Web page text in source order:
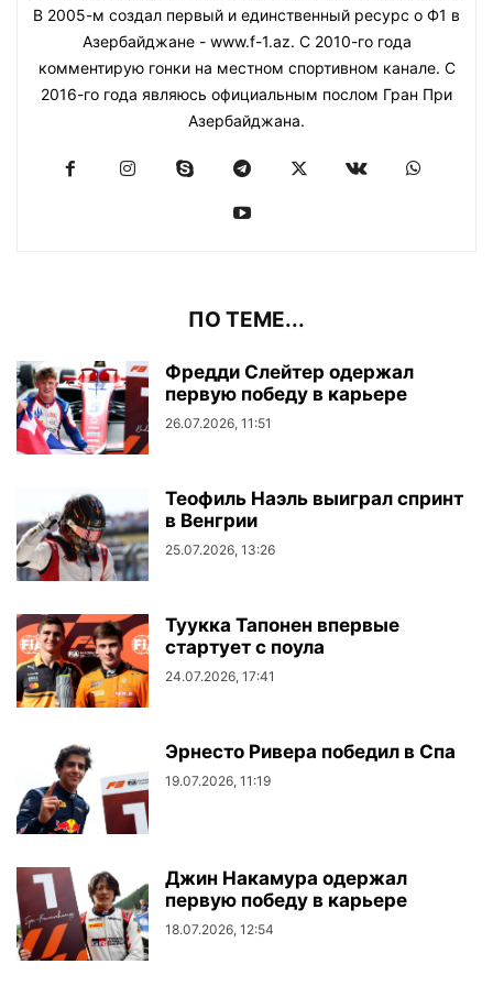
В 2005-м создал первый и единственный ресурс о Ф1 в
Азербайджане - www.f-1.az. С 2010-го года
комментирую гонки на местном спортивном канале. С
2016-го года являюсь официальным послом Гран При
Азербайджана.
ПО ТЕМЕ...
Фредди Слейтер одержал
первую победу в карьере
26.07.2026, 11:51
Теофиль Наэль выиграл спринт
в Венгрии
25.07.2026, 13:26
Туукка Тапонен впервые
стартует с поула
24.07.2026, 17:41
Эрнесто Ривера победил в Спа
19.07.2026, 11:19
Джин Накамура одержал
первую победу в карьере
18.07.2026, 12:54